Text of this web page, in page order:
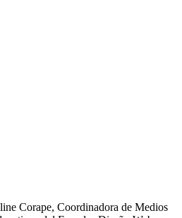
Corape, Coordinadora de Medios